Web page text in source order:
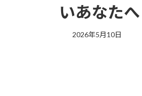
いあなたへ
2026年5月10日